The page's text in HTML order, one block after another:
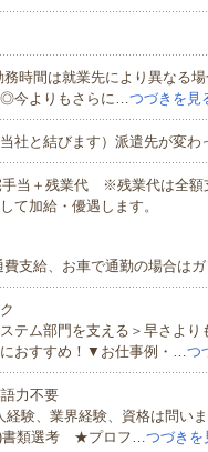
時間は就業先により異なる
今よりもさらに… つづきを見
社と結びます）派遣先が変わ
手当＋残業代 ※残業代は全
加給・優遇します。
支給、お車で通勤の場合はガ
テム部門を支える＞早さよ
おすすめ！▼お仕事例・… つ
力不要
経験、業界経験、資格は問い
書類選考 ★プロフ… つづきを